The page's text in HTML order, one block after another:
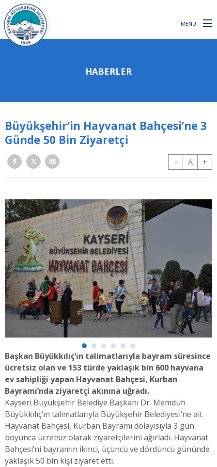
MENÜ
HABERLER
Büyükşehir’in Hayvanat Bahçesi’ne 3
Günde 50 Bin Ziyaretçi
- A +
Başkan Büyükkılıç’ın talimatlarıyla bayram süresince
ücretsiz olan ve 153 türde yaklaşık bin 600 hayvana
ev sahipliği yapan Hayvanat Bahçesi, Kurban
Bayramı’nda ziyaretçi akınına uğradı.
Kayseri Büyükşehir Belediye Başkanı Dr. Memduh
Büyükkılıç’ın talimatlarıyla Büyükşehir Belediyesi’ne ait
Hayvanat Bahçesi, Kurban Bayramı dolayısıyla 3 gün
boyunca ücretsiz olarak ziyaretçilerini ağırladı. Hayvanat
Bahçesi’ni bayramın ikinci, üçüncü ve dördüncü gününde
yaklaşık 50 bin kişi ziyaret etti.